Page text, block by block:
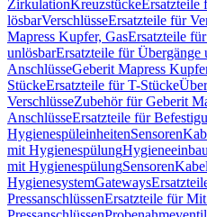
ZirkulationKreuzstückeErsatzteile
lösbarVerschlüsseErsatzteile für
Mapress Kupfer, GasErsatzteile
unlösbarErsatzteile für Übergänge
AnschlüsseGeberit Mapress
StückeErsatzteile für T-Stücke
VerschlüsseZubehör für Geberit
AnschlüsseErsatzteile für
HygienespüleinheitenSensoren
mit Hygienespülung
mit HygienespülungSensorenKabel
HygienesystemGateways
PressanschlüssenErsatzteile für